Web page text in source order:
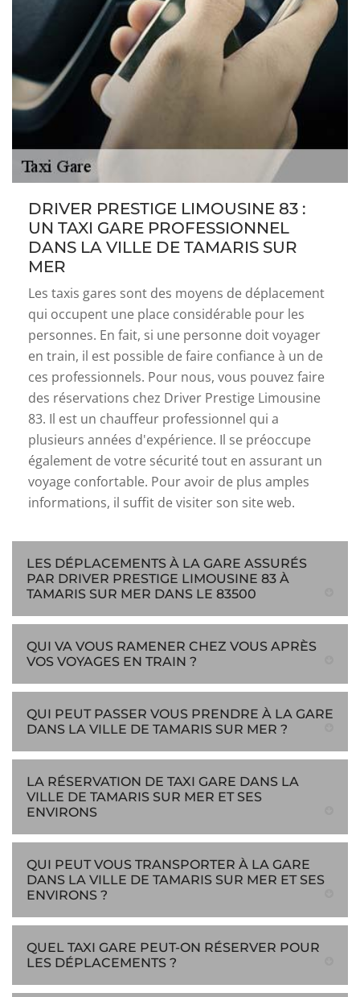
DRIVER PRESTIGE LIMOUSINE 83 :
UN TAXI GARE PROFESSIONNEL
DANS LA VILLE DE TAMARIS SUR
MER
Les taxis gares sont des moyens de déplacement
qui occupent une place considérable pour les
personnes. En fait, si une personne doit voyager
en train, il est possible de faire confiance à un de
ces professionnels. Pour nous, vous pouvez faire
des réservations chez Driver Prestige Limousine
83. Il est un chauffeur professionnel qui a
plusieurs années d'expérience. Il se préoccupe
également de votre sécurité tout en assurant un
voyage confortable. Pour avoir de plus amples
informations, il suffit de visiter son site web.
LES DÉPLACEMENTS À LA GARE ASSURÉS
PAR DRIVER PRESTIGE LIMOUSINE 83 À
TAMARIS SUR MER DANS LE 83500
QUI VA VOUS RAMENER CHEZ VOUS APRÈS
VOS VOYAGES EN TRAIN ?
QUI PEUT PASSER VOUS PRENDRE À LA GARE
DANS LA VILLE DE TAMARIS SUR MER ?
LA RÉSERVATION DE TAXI GARE DANS LA
VILLE DE TAMARIS SUR MER ET SES
ENVIRONS
QUI PEUT VOUS TRANSPORTER À LA GARE
DANS LA VILLE DE TAMARIS SUR MER ET SES
ENVIRONS ?
QUEL TAXI GARE PEUT-ON RÉSERVER POUR
LES DÉPLACEMENTS ?